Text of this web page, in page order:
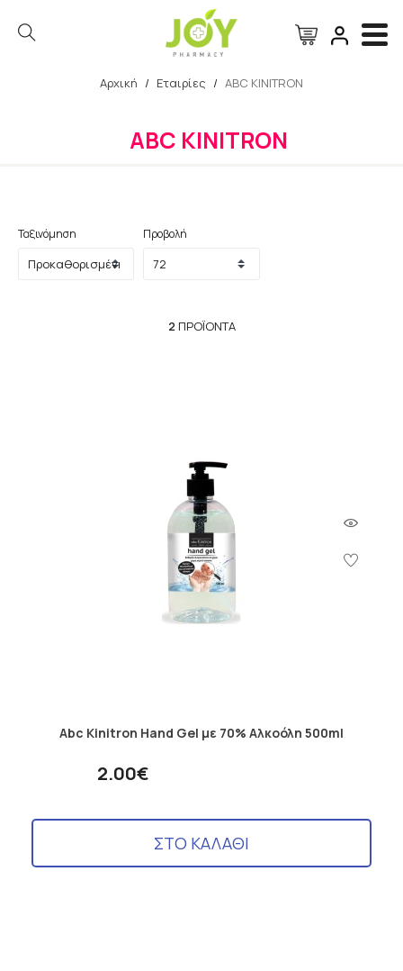
Αρχική / Εταιρίες / ABC KINITRON
ABC KINITRON
Ταξινόμηση Προβολή
2ΠΡΟΪΌΝΤΑ
Abc Kinitron Hand Gel με 70% Αλκοόλη 500ml
2.00€
ΣΤΟ ΚΑΛΑΘΙ